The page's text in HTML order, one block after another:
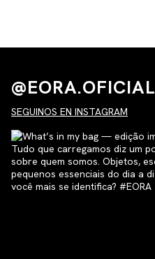
@EORA.OFICIAL
SEGUINOS EN INSTAGRAM